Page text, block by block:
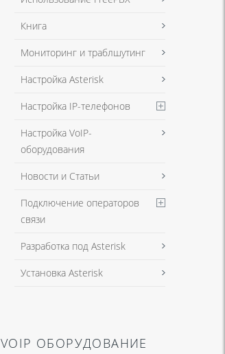
Книга
Мониторинг и траблшутинг
Настройка Asterisk
Настройка IP-телефонов
Настройка VoIP-
оборудования
Новости и Статьи
Подключение операторов
связи
Разработка под Asterisk
Установка Asterisk
VOIP ОБОРУДОВАНИЕ